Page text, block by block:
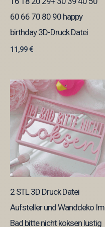
60 66 70 80 90 happy
birthday 3D-Druck Datei
11,99€
2 STL 3D Druck Datei
Aufsteller und Wanddeko Im
Bad bitte nicht koksen lustig